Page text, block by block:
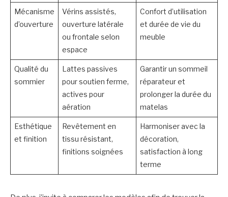
Mécanisme
d’ouverture
Vérins assistés,
ouverture latérale
ou frontale selon
espace
Confort d’utilisation
et durée de vie du
meuble
Qualité du
sommier
Lattes passives
pour soutien ferme,
actives pour
aération
Garantir un sommeil
réparateur et
prolonger la durée du
matelas
Esthétique
et finition
Revêtement en
tissu résistant,
finitions soignées
Harmoniser avec la
décoration,
satisfaction à long
terme